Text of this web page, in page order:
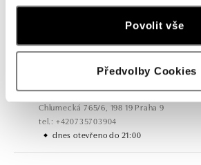
Povolit vše
Předvolby Cookies
ALOve OC Olympia, Brno
U Dálnice 777, 664 42 Brno
dnes otevřeno do 21:00
ALOve Westfield Černý most,
Chlumecká 765/6, 198 19 Praha 9
tel.: +420735703904
dnes otevřeno do 21:00